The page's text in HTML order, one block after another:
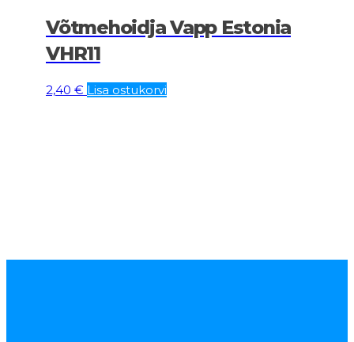
Võtmehoidja Vapp Estonia
VHR11
2,40 € Lisa ostukorvi